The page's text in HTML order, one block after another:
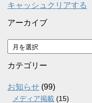
キャッシュクリアする
アーカイブ
ア
ー
カ
ブ
カテゴリー
お知らせ (99)
メディア掲載 (15)